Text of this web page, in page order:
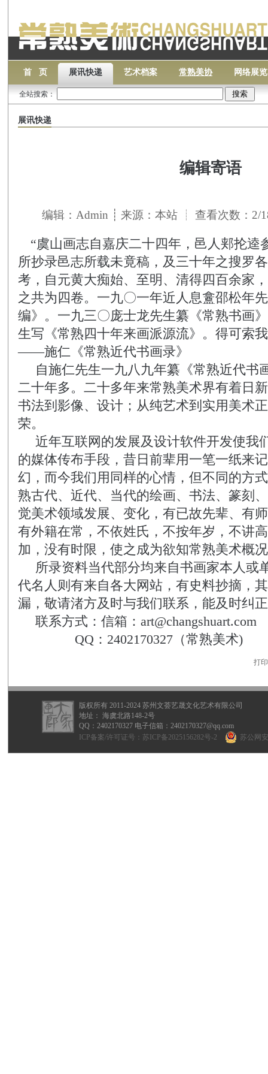
首 页 展讯快递 艺术档案 常熟美协 网络展览
全站搜索：
展讯快递
编辑寄语
编辑：Admin ┊ 来源：本站 ┊ 查看次数：2/
“虞山画志自嘉庆二十四年，邑人郏抡逵
所抄录邑志所载未竟稿，及三十年之搜罗
考，自元黄大痴始、至明、清得四百余家
之共为四卷。一九〇一年近人息盫邵松年
编》。一九三〇庞士龙先生纂《常熟书画
生写《常熟四十年来画派源流》。得可索
——施仁《常熟近代书画录》
自施仁先生一九八九年纂《常熟近代书
二十年多。二十多年来常熟美术界有着日
书法到影像、设计；从纯艺术到实用美术
荣。
近年互联网的发展及设计软件开发使我
的媒体传布手段，昔日前辈用一笔一纸来
幻，而今我们用同样的心情，但不同的方
熟古代、近代、当代的绘画、书法、篆刻
觉美术领域发展、变化，有已故先辈、有
有外籍在常，不依姓氏，不按年岁，不讲
加，没有时限，使之成为欲知常熟美术概
所录资料当代部分均来自书画家本人或
代名人则有来自各大网站，有史料抄摘，
漏，敬请渚方及时与我们联系，能及时纠
联系方式：信箱： art@changshuart.com
QQ ： 2402170327（常熟美术)
打
版权所有 2011-2024 苏州文荟艺晟文化艺术有限公司
地址： 海虞北路148-2号
QQ： 2402170327 电子信箱：2402170327@qq.com
ICP备案/许可证号： 苏ICP备2025156282号-2 苏公网